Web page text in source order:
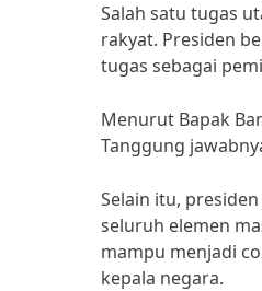
Salah satu tugas
rakyat. Presiden
tugas sebagai
Menurut Bapak
Tanggung
Selain itu,
seluruh elemen
mampu menjadi
kepala negara.